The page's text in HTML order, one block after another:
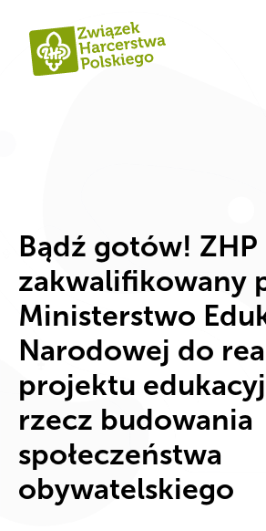
Bądź gotów! ZHP
zakwalifikowany
Ministerstwo
Narodowej do
projektu
rzecz budowania
społeczeństwa
obywatelskiego